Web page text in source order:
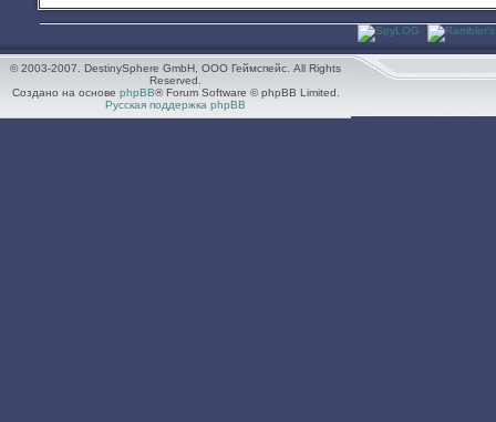
© 2003-2007. DestinySphere GmbH, ООО Геймспейс. All Rights
Reserved.
Создано на основе phpBB® Forum Software © phpBB Limited.
Русская поддержка phpBB